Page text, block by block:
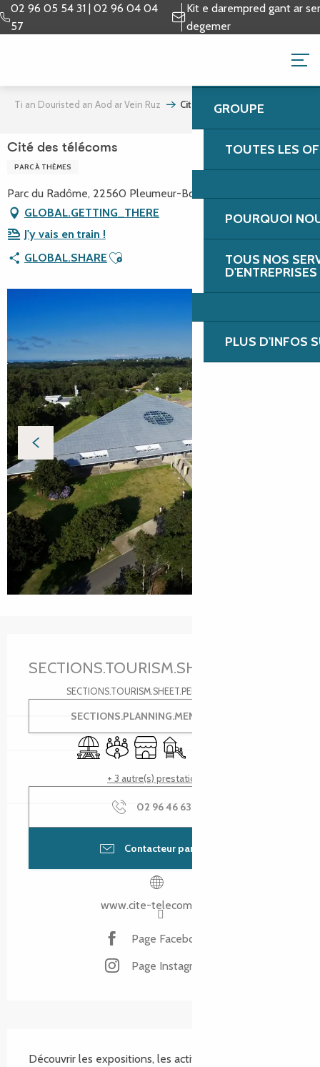
Aller
au
02 96 05 54 31 | 02 96 04 04
57
Kit e darempred gant ar
degemer
LOI - CITÉ DES
GROUPE
TOUTES LES
POURQUOI
TOUS NOS
D'ENTREPRISES
PLUS D'INFOS
Ti an Douristed an Aod ar Vein Ruz Cité des télécoms
Cité des télécoms
PARC À THÈMES
Parc du Radôme, 22560 Pleumeur-Bodou
GLOBAL.GETTING_THERE
J'y vais en train !
GLOBAL.SHARE Ajouter aux favoris
SECTIONS.TOURISM.SHEET.PERIODS.DETAILS
SECTIONS.PLANNING.MENU.ORDER
Aire de pique nique
Salle de réunion
BoutiqueJeux pour enfants / Espace jeux
+ 3 autre(s) prestation(s)
02 96 46 63
Contacteur par email
www.cite-telecoms.com
Page Facebook
Page Instagram
Découvrir les expositions, les activités et le Radôme